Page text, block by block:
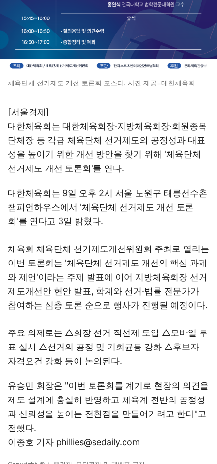
체육단체 선거제도 개선 토론회 포스터. 사진 제공=대한체육회
[서울경제]
대한체육회는 대한체육회장·지방체육회장·회원종목
단체장 등 각급 체육단체 선거제도의 공정성과 대표
성을 높이기 위한 개선 방안을 찾기 위해 '체육단체
선거제도 개선 토론회'를 연다.
대한체육회는 9일 오후 2시 서울 노원구 태릉선수촌
챔피언하우스에서 '체육단체 선거제도 개선 토론
회'를 연다고 3일 밝혔다.
체육회 체육단체 선거제도개선위원회 주최로 열리는
이번 토론회는 '체육단체 선거제도 개선의 핵심 과제
와 제언'이라는 주제 발표에 이어 지방체육회장 선거
제도개선안 현안 발표, 학계와 선거·법률 전문가가
참여하는 심층 토론 순으로 행사가 진행될 예정이다.
주요 의제로는 △회장 선거 직선제 도입 △모바일 투
표 실시 △선거의 공정 및 기회균등 강화 △후보자
자격요건 강화 등이 논의된다.
유승민 회장은 "이번 토론회를 계기로 현장의 의견을
제도 설계에 충실히 반영하고 체육계 전반의 공정성
과 신뢰성을 높이는 전환점을 만들어가려고 한다"고
전했다.
이종호 기자 phillies@sedaily.com